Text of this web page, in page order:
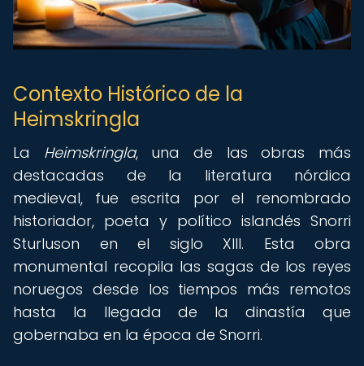
Contexto Histórico de la
Heimskringla
La Heimskringla, una de las obras más
destacadas de la literatura nórdica
medieval, fue escrita por el renombrado
historiador, poeta y político islandés Snorri
Sturluson en el siglo XIII. Esta obra
monumental recopila las sagas de los reyes
noruegos desde los tiempos más remotos
hasta la llegada de la dinastía que
gobernaba en la época de Snorri.